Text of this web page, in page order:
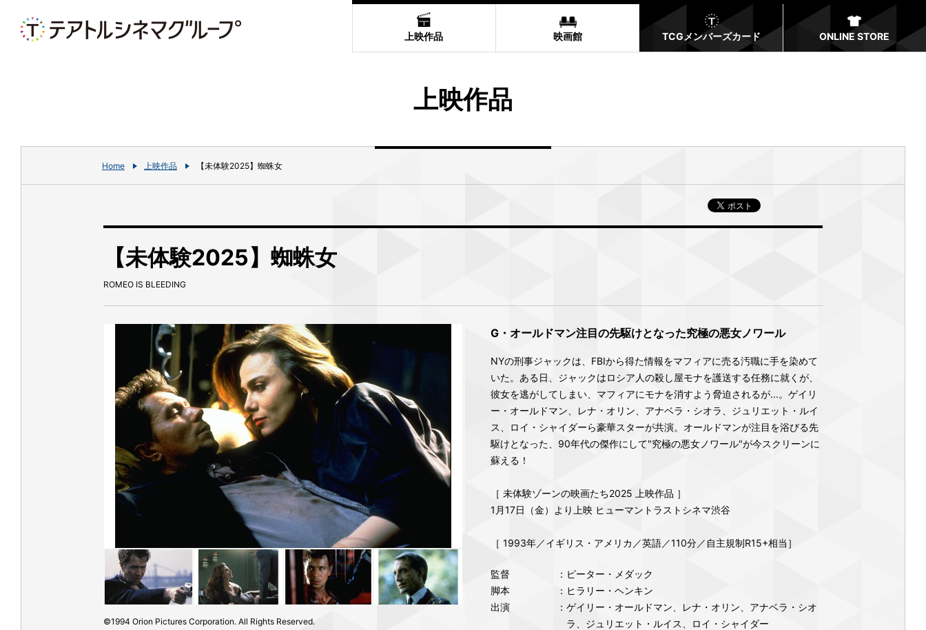
上映作品 映画館 TCGメンバーズカード ONLINE STORE
上映作品
Home 上映作品 【未体験2025】蜘蛛女
【未体験2025】蜘蛛女
ROMEO IS BLEEDING
©1994 Orion Pictures Corporation. All Rights Reserved.
G・オールドマン注目の先駆けとなった究極の悪女ノワール
NYの刑事ジャックは、FBIから得た情報をマフィアに売る汚職に手を染めて
いた。ある日、ジャックはロシア人の殺し屋モナを護送する任務に就くが、
彼女を逃がしてしまい、マフィアにモナを消すよう脅迫されるが...。ゲイリ
ー・オールドマン、レナ・オリン、アナベラ・シオラ、ジュリエット・ルイ
ス、ロイ・シャイダーら豪華スターが共演。オールドマンが注目を浴びる先
駆けとなった、90年代の傑作にして"究極の悪女ノワール"が今スクリーンに
蘇える！
［ 未体験ゾーンの映画たち2025 上映作品 ］
1月17日（金）より上映 ヒューマントラストシネマ渋谷
［ 1993年／イギリス・アメリカ／英語／110分／自主規制R15+相当］
監督
：ピーター・メダック
脚本
：ヒラリー・ヘンキン
出演
：ゲイリー・オールドマン、レナ・オリン、アナベラ・シオ
ラ、ジュリエット・ルイス、ロイ・シャイダー